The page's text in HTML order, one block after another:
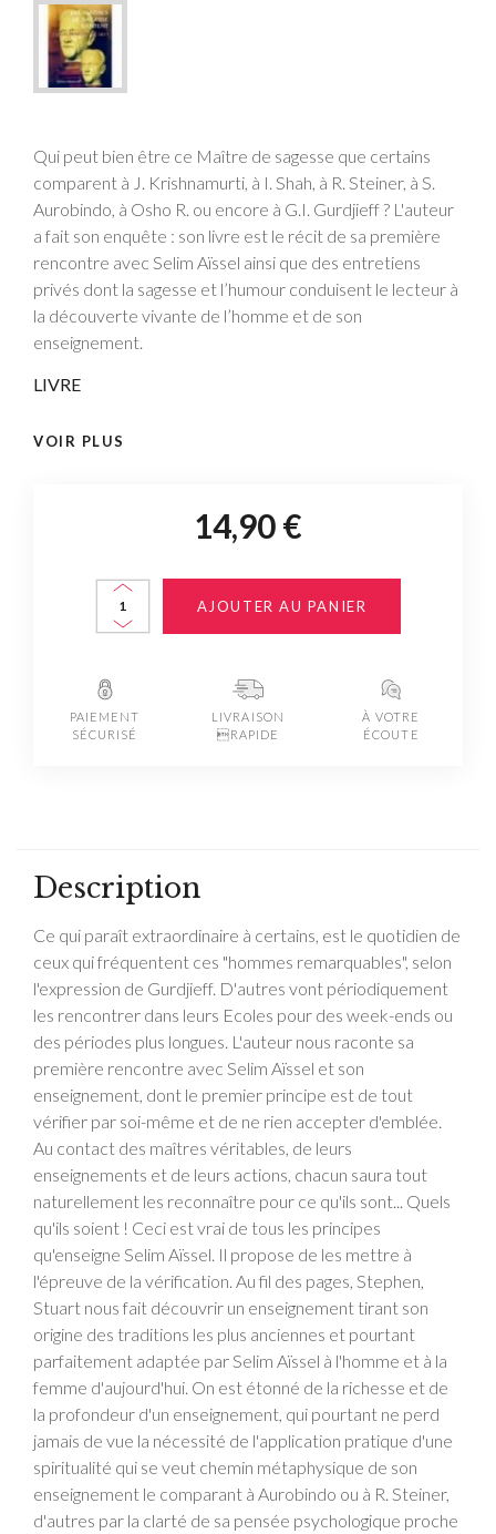
Qui peut bien être ce Maître de sagesse que certains
comparent à J. Krishnamurti, à I. Shah, à R. Steiner, à S.
Aurobindo, à Osho R. ou encore à G.I. Gurdjieff ? L'auteur
a fait son enquête : son livre est le récit de sa première
rencontre avec Selim Aïssel ainsi que des entretiens
privés dont la sagesse et l’humour conduisent le lecteur à
la découverte vivante de l’homme et de son
enseignement.
LIVRE
VOIR PLUS
14,90 €
AJOUTER AU PANIER
PAIEMENT
SÉCURISÉ
LIVRAISON
RAPIDE
À VOTRE
ÉCOUTE
Description
Ce qui paraît extraordinaire à certains, est le quotidien de
ceux qui fréquentent ces "hommes remarquables", selon
l'expression de Gurdjieff. D'autres vont périodiquement
les rencontrer dans leurs Ecoles pour des week-ends ou
des périodes plus longues. L'auteur nous raconte sa
première rencontre avec Selim Aïssel et son
enseignement, dont le premier principe est de tout
vérifier par soi-même et de ne rien accepter d'emblée.
Au contact des maîtres véritables, de leurs
enseignements et de leurs actions, chacun saura tout
naturellement les reconnaître pour ce qu'ils sont... Quels
qu'ils soient ! Ceci est vrai de tous les principes
qu'enseigne Selim Aïssel. Il propose de les mettre à
l'épreuve de la vérification. Au fil des pages, Stephen,
Stuart nous fait découvrir un enseignement tirant son
origine des traditions les plus anciennes et pourtant
parfaitement adaptée par Selim Aïssel à l'homme et à la
femme d'aujourd'hui. On est étonné de la richesse et de
la profondeur d'un enseignement, qui pourtant ne perd
jamais de vue la nécessité de l'application pratique d'une
spiritualité qui se veut chemin métaphysique de son
enseignement le comparant à Aurobindo ou à R. Steiner,
d'autres par la clarté de sa pensée psychologique proche